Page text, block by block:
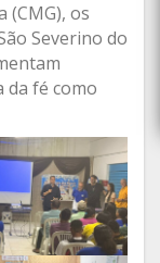
(CMG), os
Severino do
da fé como